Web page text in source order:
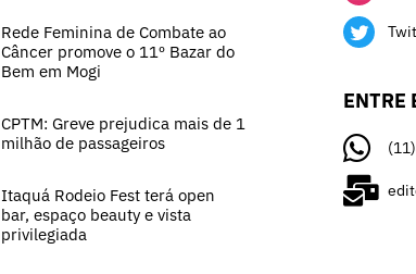
Rede Feminina de Combate ao
Câncer promove o 11º Bazar do
Bem em Mogi
CPTM: Greve prejudica mais de 1
milhão de passageiros
Itaquá Rodeio Fest terá open
bar, espaço beauty e vista
privilegiada
ENTRE